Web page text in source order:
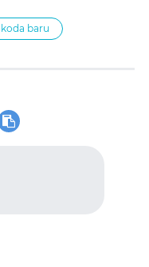
baru